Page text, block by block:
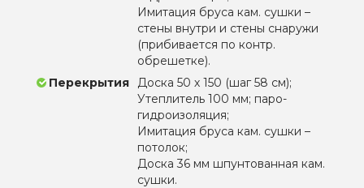
Имитация бруса кам. сушки –
стены внутри и стены снаружи
(прибивается по контр.
обрешетке).
Перекрытия
Доска 50 х 150 (шаг 58 см);
Утеплитель 100 мм; паро-
гидроизоляция;
Имитация бруса кам. сушки –
потолок;
Доска 36 мм шпунтованная кам.
сушки.